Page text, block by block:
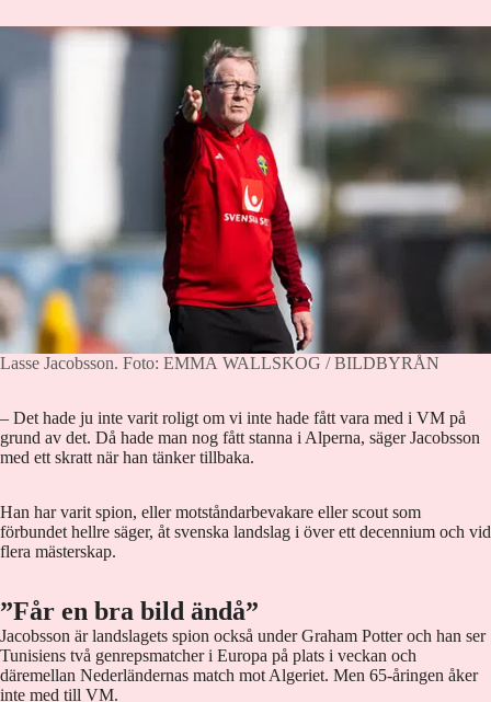
Lasse Jacobsson. Foto: EMMA WALLSKOG / BILDBYRÅN
– Det hade ju inte varit roligt om vi inte hade fått vara med i VM på
grund av det. Då hade man nog fått stanna i Alperna, säger Jacobsson
med ett skratt när han tänker tillbaka.
Han har varit spion, eller motståndarbevakare eller scout som
förbundet hellre säger, åt svenska landslag i över ett decennium och vid
flera mästerskap.
”Får en bra bild ändå”
Jacobsson är landslagets spion också under Graham Potter och han ser
Tunisiens två genrepsmatcher i Europa på plats i veckan och
däremellan Nederländernas match mot Algeriet. Men 65-åringen åker
inte med till VM.